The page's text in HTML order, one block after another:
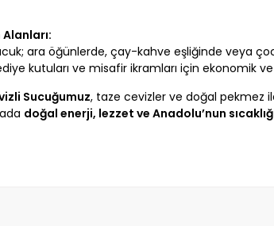
Alanları:
ara öğünlerde, çay-kahve eşliğinde veya
kutuları ve misafir ikramları için ekonomik
Sucuğumuz, taze cevizler ve doğal pekmez
doğal enerji, lezzet ve Anadolu’nun